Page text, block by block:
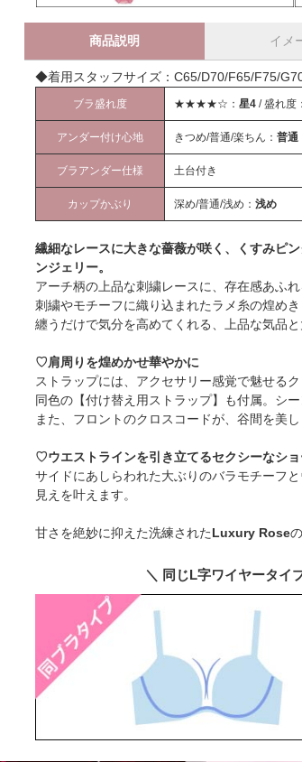
商品説明 イメ
◆着用スタッフサイズ：C65/D70/F65/F75/
ブラ盛れ度 ★★★★☆： 星4/ 盛れ度
アンダー付け心地 きつめ/普通/楽ちん： 普通
ブラアンダー仕様 土台付き
カップかぶり 深め/普通/浅め： 浅め
繊細なレースに大きな薔薇が咲く、くすみピ
ンジェリー。
アーチ柄の上品な刺繍レースに、存在感あふ
刺繍やモチーフに織り込まれたラメ糸の煌め
纏うだけで気分を高めてくれる、上品な気品
♡肩周りを煌めかせ華やかに
ストラップには、アクセサリー感覚で魅せる
同色の【付け替え用ストラップ】も付属。シ
また、フロントのクロスコードが、谷間を美し
♡ウエストラインを引き立てるセクシーなショ
サイドにあしらわれた大ぶりのバラモチーフ
見えを叶えます。
甘さを絶妙に抑えた洗練されたLuxury Rose
＼ 同じL字ワイヤータイ